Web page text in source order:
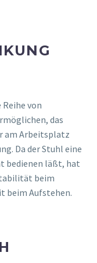
Reihe von
das
am Arbeitsplatz
Da der Stuhl eine
bedienen läßt, hat
beim
beim Aufstehen.